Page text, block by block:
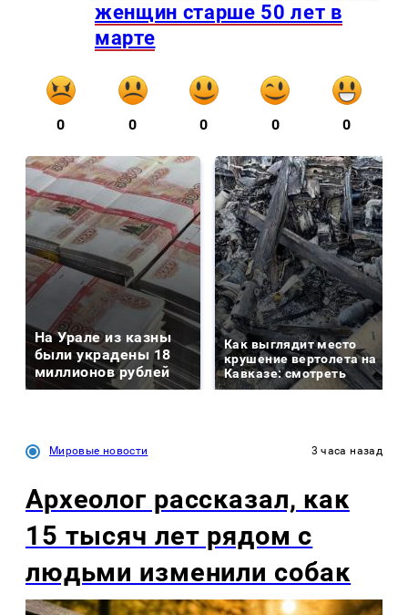
женщин старше 50 лет в
марте
0 0 0 0 0
На Урале из казны
были украдены 18
миллионов рублей
Как выглядит место
крушение вертолета на
Кавказе: смотреть
Мировые новости 3 часа назад
Археолог рассказал, как
15 тысяч лет рядом с
людьми изменили собак